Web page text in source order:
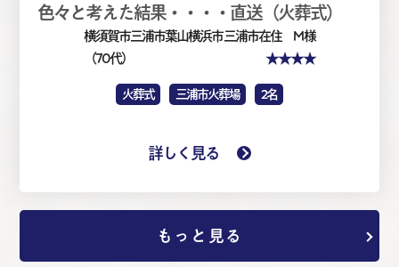
色々と考えた結果・・・・直送（火葬式）
横須賀市三浦市葉山横浜市三浦市在住 M 様
（70代）
★★★★
火葬式 三浦市火葬場 2名
詳しく見る
もっと見る